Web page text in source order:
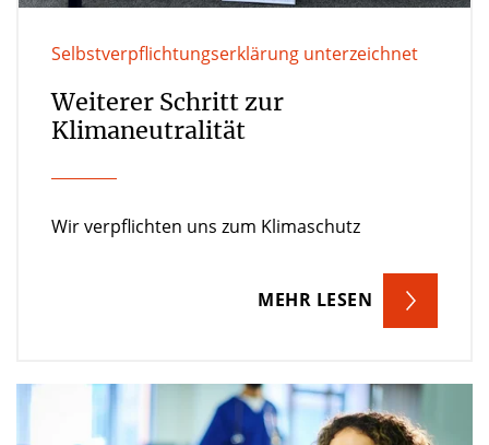
Selbstverpflichtungserklärung unterzeichnet
Weiterer Schritt zur
Klimaneutralität
Wir verpflichten uns zum Klimaschutz
MEHR LESEN